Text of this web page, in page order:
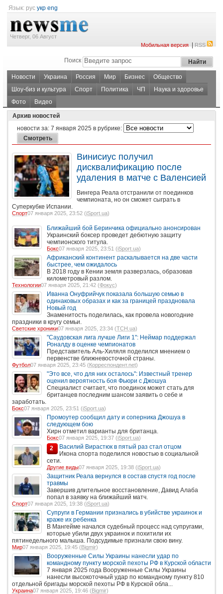
Язык: рус укр eng
Четверг, 06 Август
Мобильная версия|RSS
Поиск
Новости Украина Россия Мир Бизнес
Общество
Шоу-биз и культура
Спорт Политика ЧП
Наука и здоровье
Фото
Видео
Архив новостей
новости за: 7 января 2025 в рубрике:
Винисиус получил
дисквалификацию после
удаления в матче с Валенсией
Вингера Реала отстранили от поединков
чемпионата, но он сможет сыграть в
Суперкубке Испании.
Спорт07 января 2025, 23:52 (iSport.ua)
Ближайший бой Беринчика официально анонсирован
Украинский боксер проведет дебютную защиту
чемпионского титула.
Бокс07 января 2025, 23:51 (iSport.ua)
Африканский континент раскалывается на две части
быстрее, чем ожидалось
В 2018 году в Кении земля разверзлась, образовав
километровый разлом.
Технологии07 января 2025, 21:42 (Фокус)
Иванна Онуфрийчук показала большую семью в
одинаковых образах и как за границей праздновала
Новый год
Знаменитость поделилась, как провела новогодние
праздники в кругу семьи.
Светские хроники07 января 2025, 23:34 (ТСН.ua)
"Саудовская лига лучше Лиги 1": Неймар поддержал
Роналду в оценке чемпионатов
Представитель Аль-Хиляля поделился мнением о
первенстве ближневосточной страны.
Футбол07 января 2025, 23:45 (Корреспондент.net)
"Это все, что для них осталось": Известный тренер
оценил вероятность боя Фьюри с Джошуа
Специалист считает, что поединок может стать для
британцев последним шансом заявить о себе и
заработать.
Бокс07 января 2025, 23:51 (iSport.ua)
Промоутер сообщил дату и соперника Джошуа в
следующем бою
Хирн отметил варианты для британца.
Бокс07 января 2025, 19:37 (iSport.ua)
2
Василий Вирастюк в пятый раз стал отцом
Икона спорта поделился новостью в социальной
сети.
Другие виды07 января 2025, 19:38 (iSport.ua)
Защитник Реала вернулся в состав спустя год после
травмы
Завершив длительное восстановление, Давид Алаба
попал в заявку на ближайший матч.
Спорт07 января 2025, 19:38 (iSport.ua)
Супруги в Германии признались в убийстве украинок и
краже их ребенка
В Мангейме начался судебный процесс над супругами,
которые убили двух украинок и похитили их
пятинедельного малыша. Подсудимые признали свою вину.
Мир07 января 2025, 19:45 (Bigmir)
Вооруженные Силы Украины нанесли удар по
командному пункту морской пехоты РФ в Курской области
7 января 2025 года Вооруженные Силы Украины
нанесли высокоточный удар по командному пункту 810
отдельной бригады морской пехоты РФ в Курской обла...
Украина07 января 2025, 19:46 (Bigmir)